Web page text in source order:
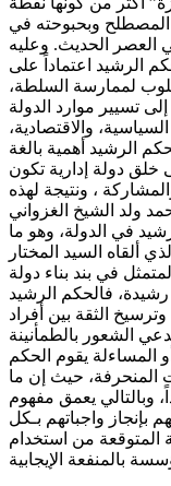
وبحبوحته في
العصر الحديث. وعليه
الرشيد اعتماداً على
لممارسة السلطة،
تسيير موارد الدولة
والاقتصادية،
الرشيد أهمية بالغة
دولة إدارية تكون
، ونتيجة لهذه
ولد الشيخ الغزواني
في الدولة، وهو ما
ألقاه السيد المختار
في بند بناء دولة
فالحكم الرشيد
الثقة بين أفراد
الشعور بالطمأنينة
المساءلة يقوم الحكم
المنحرفة، حيث إن ما
وبالتالي يعمق مفهوم
بإنجاز واجباتهم بـكل
المتوقعة من استخدام